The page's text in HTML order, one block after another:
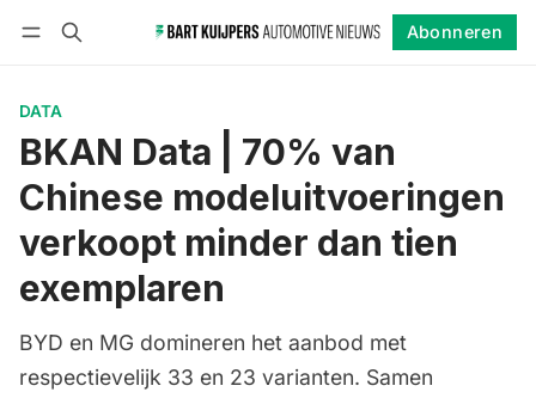
Abonneren
DATA
BKAN Data | 70% van
Chinese modeluitvoeringen
verkoopt minder dan tien
exemplaren
BYD en MG domineren het aanbod met
respectievelijk 33 en 23 varianten. Samen